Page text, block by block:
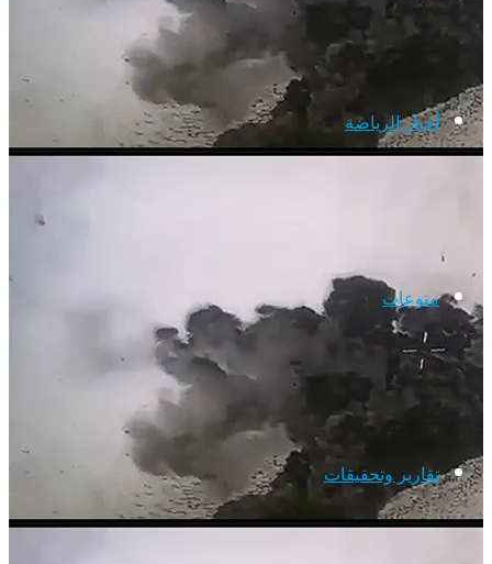
أخبار الرياضة
منوعات
تقارير وتحقيقات